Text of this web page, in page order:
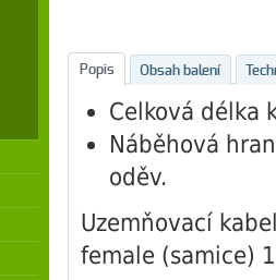
Popis Obsah balení
Celková délka
Náběhová
oděv.
Uzemňovací
female (samice)